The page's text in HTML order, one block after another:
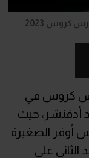
كروس 2023
كروس في
أدفنشر، حيث
أوفر الصغيرة
الثاني على